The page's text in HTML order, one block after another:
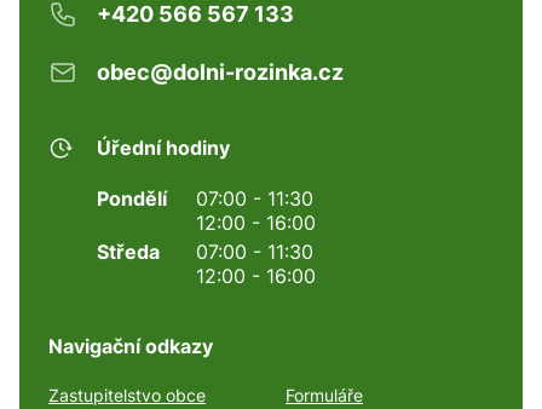
+420 566 567 133
obec@dolni-rozinka.cz
Úřední hodiny
Pondělí
07:00 - 11:30
12:00 - 16:00
Středa
07:00 - 11:30
12:00 - 16:00
Navigační odkazy
Zastupitelstvo obce Formuláře